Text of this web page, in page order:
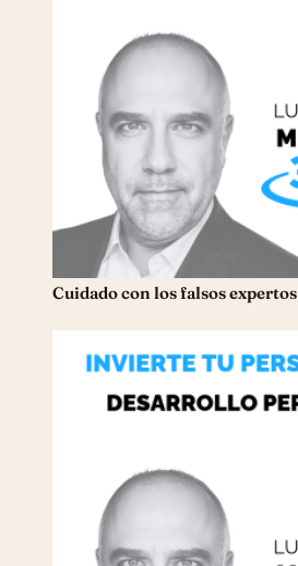
Cuidado con los falsos expertos